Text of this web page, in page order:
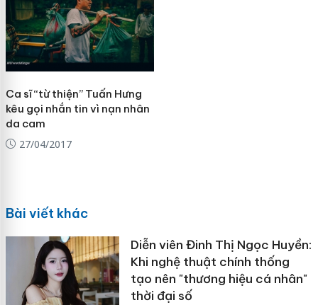
Ca sĩ “từ thiện” Tuấn Hưng
kêu gọi nhắn tin vì nạn nhân
da cam
27/04/2017
Bài viết khác
Diễn viên Đinh Thị Ngọc Huyền:
Khi nghệ thuật chính thống
tạo nên "thương hiệu cá nhân"
thời đại số